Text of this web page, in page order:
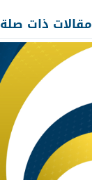
مقالات ذات صلة